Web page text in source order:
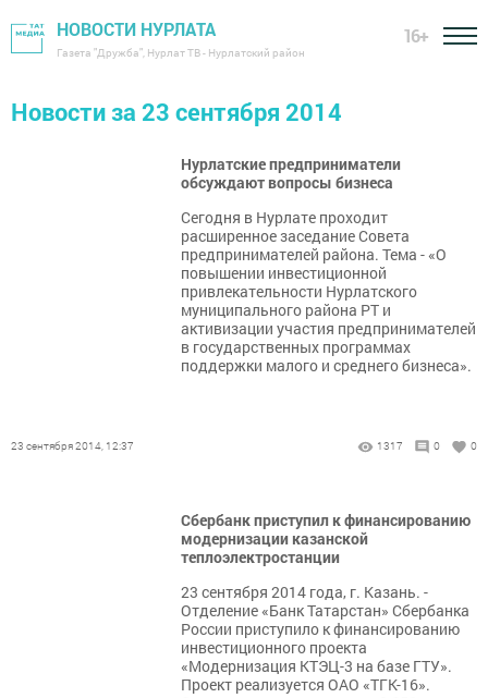
НОВОСТИ НУРЛАТА
Газета "Дружба", Нурлат ТВ - Нурлатский район
16+
Новости за 23 сентября 2014
Нурлатские предприниматели
обсуждают вопросы бизнеса
Сегодня в Нурлате проходит
расширенное заседание Совета
предпринимателей района. Тема - «О
повышении инвестиционной
привлекательности Нурлатского
муниципального района РТ и
активизации участия предпринимателей
в государственных программах
поддержки малого и среднего бизнеса».
23 сентября 2014, 12:37 1317 0 0
Сбербанк приступил к финансированию
модернизации казанской
теплоэлектростанции
23 сентября 2014 года, г. Казань. -
Отделение «Банк Татарстан» Сбербанка
России приступило к финансированию
инвестиционного проекта
«Модернизация КТЭЦ-3 на базе ГТУ».
Проект реализуется ОАО «ТГК-16».